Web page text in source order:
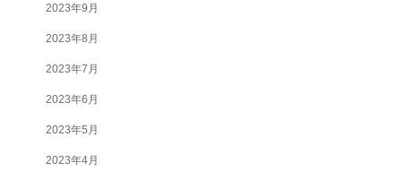
2023年9月
2023年8月
2023年7月
2023年6月
2023年5月
2023年4月